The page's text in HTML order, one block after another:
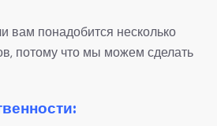
вам понадобится несколько
потому что мы можем сделать